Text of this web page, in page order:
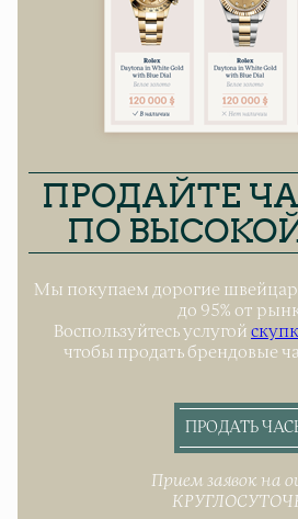
ПРОДАЙТЕ
ПО
Мы покупаем дорогие
до 95% от
Воспользуйтесь услугой
чтобы продать брендовые
ПРОДАТЬ
Прием заявок на